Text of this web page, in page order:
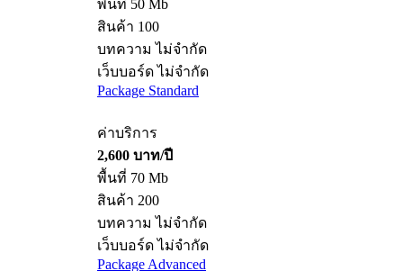
พื้นที่ 50 Mb
สินค้า 100
บทความ ไม่จำกัด
เว็บบอร์ด ไม่จำกัด
Package Standard
ค่าบริการ
2,600 บาท/ปี
พื้นที่ 70 Mb
สินค้า 200
บทความ ไม่จำกัด
เว็บบอร์ด ไม่จำกัด
Package Advanced